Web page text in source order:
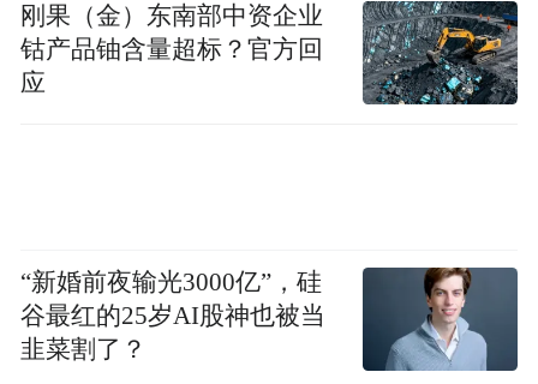
刚果（金）东南部中资企业
钴产品铀含量超标？官方回
应
“新婚前夜输光3000亿”，硅
谷最红的25岁AI股神也被当
韭菜割了？